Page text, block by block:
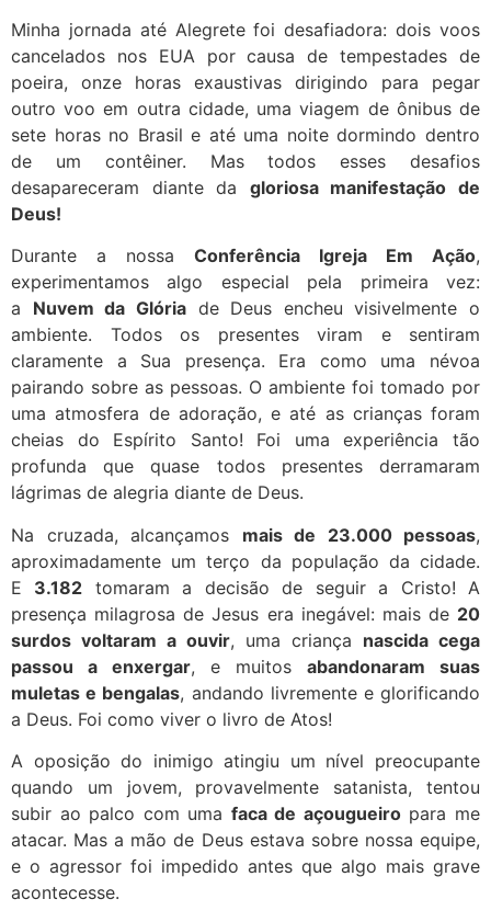
Minha jornada até Alegrete foi desafiadora: dois voos
cancelados nos EUA por causa de tempestades de
poeira, onze horas exaustivas dirigindo para pegar
outro voo em outra cidade, uma viagem de ônibus de
sete horas no Brasil e até uma noite dormindo dentro
de um contêiner. Mas todos esses desafios
desapareceram diante da gloriosa manifestação de
Deus!
Durante a nossa Conferência Igreja Em Ação,
experimentamos algo especial pela primeira vez:
a Nuvem da Glóriade Deus encheu visivelmente o
ambiente. Todos os presentes viram e sentiram
claramente a Sua presença. Era como uma névoa
pairando sobre as pessoas. O ambiente foi tomado por
uma atmosfera de adoração, e até as crianças foram
cheias do Espírito Santo! Foi uma experiência tão
profunda que quase todos presentes derramaram
lágrimas de alegria diante de Deus.
Na cruzada, alcançamos mais de 23.000 pessoas,
aproximadamente um terço da população da cidade.
E 3.182 tomaram a decisão de seguir a Cristo! A
presença milagrosa de Jesus era inegável: mais de 20
surdos voltaram a ouvir, uma criança nascida cega
passou a enxergar, e muitos abandonaram suas
muletas e bengalas, andando livremente e glorificando
a Deus. Foi como viver o livro de Atos!
A oposição do inimigo atingiu um nível preocupante
quando um jovem, provavelmente satanista, tentou
subir ao palco com uma faca de açougueiropara me
atacar. Mas a mão de Deus estava sobre nossa equipe,
e o agressor foi impedido antes que algo mais grave
acontecesse.